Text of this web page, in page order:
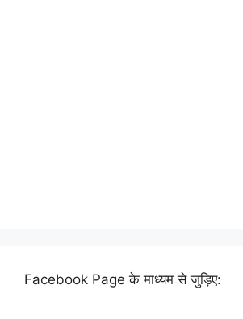
Facebook Page के माध्यम से जुड़िए: